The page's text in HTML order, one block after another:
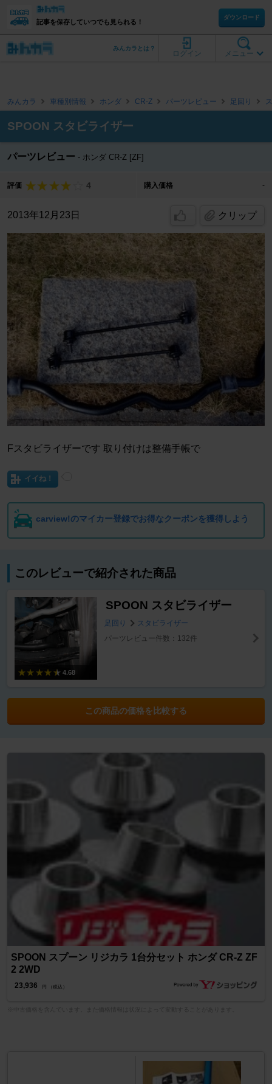
記事を保存していつでも見られる！
ダウンロード
メニュー
ログイン
みんカラとは？
みんカラ 車種別情報 ホンダ CR-Z パーツレビュー 足回り
SPOON スタビライザー
パーツレビュー ホンダ CR-Z [ZF]
評価 4 購入価格 -
2013年12月23日 クリップ
Fスタビライザーです 取り付けは整備手帳で
イイね！
carview!のマイカー登録でお得なクーポンを獲得しよう
このレビューで紹介された商品
4.68
SPOON スタビライザー
足回り
スタビライザー
パーツレビュー件数：132件
この商品の価格を比較する
SPOON スプーン リジカラ 1台分セット ホンダ CR-Z ZF
2 2WD
23,936 円 （税込）